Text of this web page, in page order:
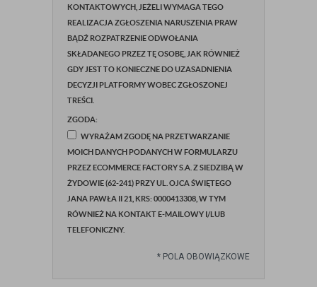
KONTAKTOWYCH, JEŻELI WYMAGA TEGO
REALIZACJA ZGŁOSZENIA NARUSZENIA PRAW
BĄDŹ ROZPATRZENIE ODWOŁANIA
SKŁADANEGO PRZEZ TĘ OSOBĘ, JAK RÓWNIEŻ
GDY JEST TO KONIECZNE DO UZASADNIENIA
DECYZJI PLATFORMY WOBEC ZGŁOSZONEJ
TREŚCI.
ZGODA:
WYRAŻAM ZGODĘ NA PRZETWARZANIE
MOICH DANYCH PODANYCH W FORMULARZU
PRZEZ ECOMMERCE FACTORY S.A. Z SIEDZIBĄ W
ŻYDOWIE (62-241) PRZY UL. OJCA ŚWIĘTEGO
JANA PAWŁA II 21, KRS: 0000413308, W TYM
RÓWNIEŻ NA KONTAKT E-MAILOWY I/LUB
TELEFONICZNY.
* POLA OBOWIĄZKOWE